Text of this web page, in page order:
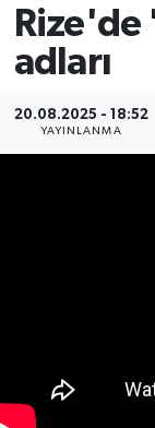
adları
20.08.2025 - 18:52
YAYINLANMA
Yurttan
Ekonomi
Teknoloji
Rize
Süper Lig
Tüm